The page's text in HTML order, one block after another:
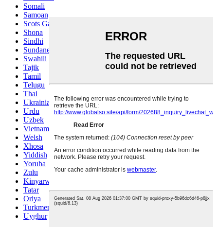
Somali
Samoan
Scots Gaelic
Shona
Sindhi
Sundanese
Swahili
Tajik
Tamil
Telugu
Thai
Ukrainian
Urdu
Uzbek
Vietnamese
Welsh
Xhosa
Yiddish
Yoruba
Zulu
Kinyarwanda
Tatar
Oriya
Turkmen
Uyghur